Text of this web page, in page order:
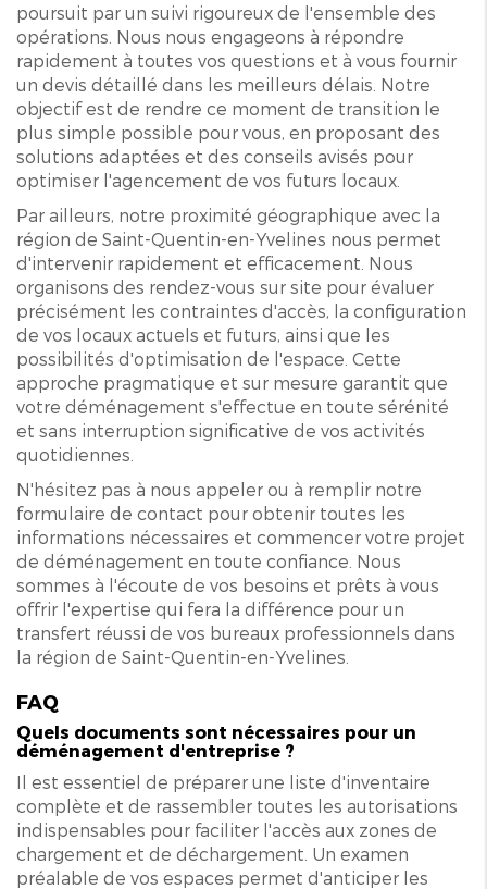
poursuit par un suivi rigoureux de l'ensemble des
opérations. Nous nous engageons à répondre
rapidement à toutes vos questions et à vous fournir
un devis détaillé dans les meilleurs délais. Notre
objectif est de rendre ce moment de transition le
plus simple possible pour vous, en proposant des
solutions adaptées et des conseils avisés pour
optimiser l'agencement de vos futurs locaux.
Par ailleurs, notre proximité géographique avec la
région de Saint-Quentin-en-Yvelines nous permet
d'intervenir rapidement et efficacement. Nous
organisons des rendez-vous sur site pour évaluer
précisément les contraintes d'accès, la configuration
de vos locaux actuels et futurs, ainsi que les
possibilités d'optimisation de l'espace. Cette
approche pragmatique et sur mesure garantit que
votre déménagement s'effectue en toute sérénité
et sans interruption significative de vos activités
quotidiennes.
N'hésitez pas à nous appeler ou à remplir notre
formulaire de contact pour obtenir toutes les
informations nécessaires et commencer votre projet
de déménagement en toute confiance. Nous
sommes à l'écoute de vos besoins et prêts à vous
offrir l'expertise qui fera la différence pour un
transfert réussi de vos bureaux professionnels dans
la région de Saint-Quentin-en-Yvelines.
FAQ
Quels documents sont nécessaires pour un
déménagement d'entreprise ?
Il est essentiel de préparer une liste d'inventaire
complète et de rassembler toutes les autorisations
indispensables pour faciliter l'accès aux zones de
chargement et de déchargement. Un examen
préalable de vos espaces permet d'anticiper les